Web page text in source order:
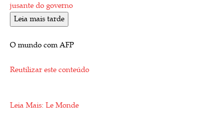
jusante do governo
Leia mais tarde
O mundo com AFP
Reutilizar este conteúdo
Leia Mais: Le Monde